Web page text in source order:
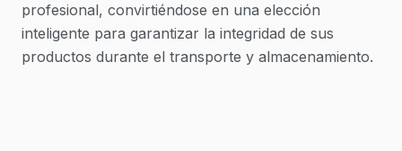
profesional, convirtiéndose en una elección
inteligente para garantizar la integridad de sus
productos durante el transporte y almacenamiento.